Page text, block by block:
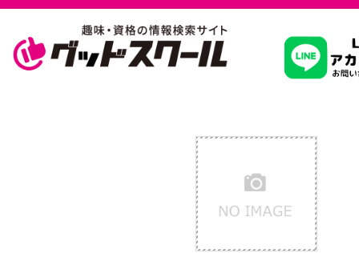
習いたいこ
スクールを
駅・路線か